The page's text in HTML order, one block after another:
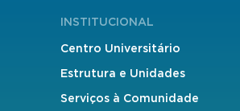
INSTITUCIONAL
Centro Universitário
Estrutura e Unidades
Serviços à Comunidade